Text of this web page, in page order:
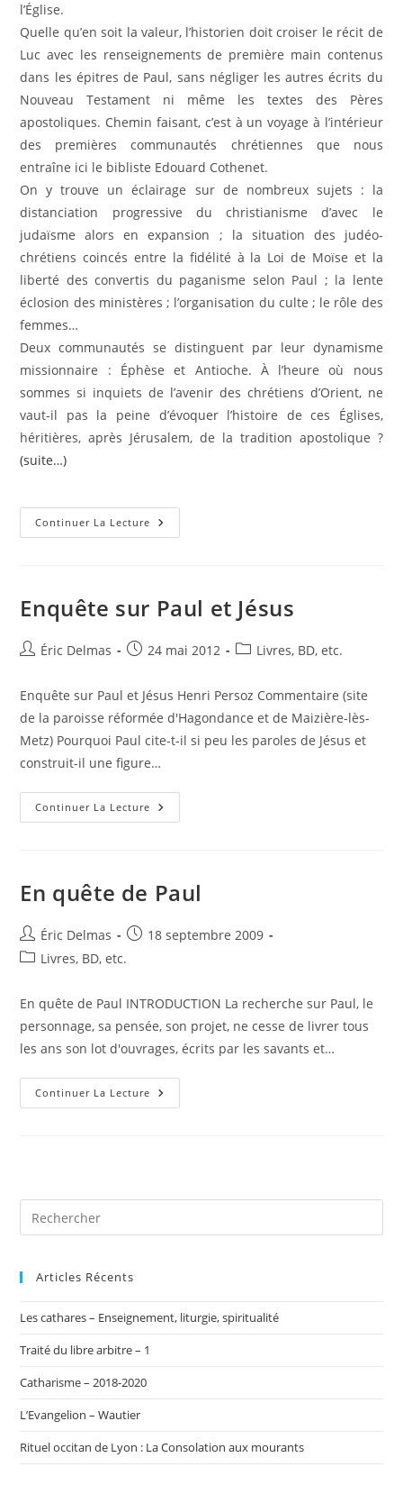
l’Église.
Quelle qu’en soit la valeur, l’historien doit croiser le récit de
Luc avec les renseignements de première main contenus
dans les épitres de Paul, sans négliger les autres écrits du
Nouveau Testament ni même les textes des Pères
apostoliques. Chemin faisant, c’est à un voyage à l’intérieur
des premières communautés chrétiennes que nous
entraîne ici le bibliste Edouard Cothenet.
On y trouve un éclairage sur de nombreux sujets : la
distanciation progressive du christianisme d’avec le
judaïsme alors en expansion ; la situation des judéo-
chrétiens coincés entre la fidélité à la Loi de Moïse et la
liberté des convertis du paganisme selon Paul ; la lente
éclosion des ministères ; l’organisation du culte ; le rôle des
femmes…
Deux communautés se distinguent par leur dynamisme
missionnaire : Éphèse et Antioche. À l’heure où nous
sommes si inquiets de l’avenir des chrétiens d’Orient, ne
vaut-il pas la peine d’évoquer l’histoire de ces Églises,
héritières, après Jérusalem, de la tradition apostolique ?
(suite…)
Continuer La Lecture Communautés
Chrétiennes
Enquête sur Paul et Jésus
Auteur/autrice
la
publication :
Éric Delmas
Publication
24 mai 2012
PostLivres, BD, etc.
Enquête sur Paul et Jésus Henri Persoz Commentaire (site
de la paroisse réformée d'Hagondance et de Maizière-lès-
Metz) Pourquoi Paul cite-t-il si peu les paroles de Jésus et
construit-il une figure…
Continuer La Lecture Enquête
Sur
En quête de Paul
Auteur/autrice
de
Éric Delmas
Publication
18 septembre 2009
PostLivres, BD, etc.
En quête de Paul INTRODUCTION La recherche sur Paul, le
personnage, sa pensée, son projet, ne cesse de livrer tous
les ans son lot d'ouvrages, écrits par les savants et…
Continuer La Lecture En
Quête
Articles Récents
Les cathares – Enseignement, liturgie, spiritualité
Traité du libre arbitre – 1
Catharisme – 2018-2020
L’Evangelion – Wautier
Rituel occitan de Lyon : La Consolation aux mourants